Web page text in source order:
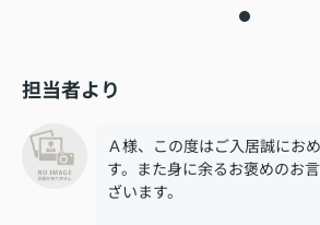
担当者より
Ａ様、この度はご入居誠にお
す。また身に余るお褒めのお
ざいます。